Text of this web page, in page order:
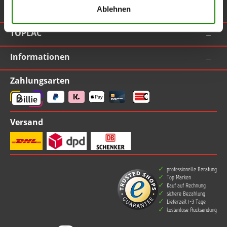
Ablehnen
TOPLAC
Informationen
Zahlungsarten
Versand
professionelle Beratung
Top Marken
Kauf auf Rechnung
sichere Bezahlung
Lieferzeit 1-3 Tage
kostenlose Rücksendung